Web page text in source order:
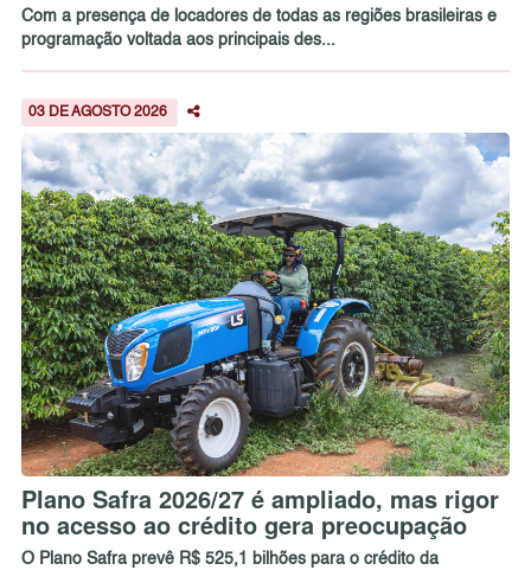
Com a presença de locadores de todas as regiões brasileiras e
programação voltada aos principais des...
03 DE AGOSTO 2026
Plano Safra 2026/27 é ampliado, mas rigor
no acesso ao crédito gera preocupação
O Plano Safra prevê R$ 525,1 bilhões para o crédito da